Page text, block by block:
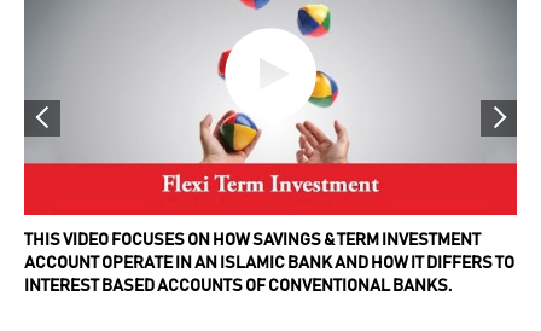
THIS VIDEO FOCUSES ON HOW SAVINGS & TERM INVESTMENT
ACCOUNT OPERATE IN AN ISLAMIC BANK AND HOW IT DIFFERS TO
INTEREST BASED ACCOUNTS OF CONVENTIONAL BANKS.